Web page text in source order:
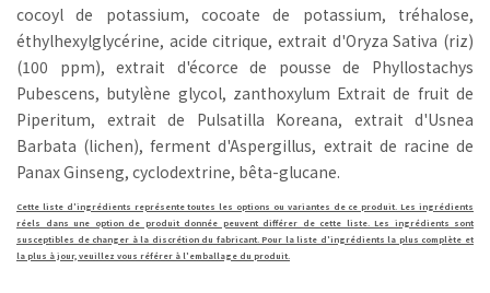
cocoyl de potassium, cocoate de potassium, tréhalose,
éthylhexylglycérine, acide citrique, extrait d'Oryza Sativa (riz)
(100 ppm), extrait d'écorce de pousse de Phyllostachys
Pubescens, butylène glycol, zanthoxylum Extrait de fruit de
Piperitum, extrait de Pulsatilla Koreana, extrait d'Usnea
Barbata (lichen), ferment d'Aspergillus, extrait de racine de
Panax Ginseng, cyclodextrine, bêta-glucane.
Cette liste d'ingrédients représente toutes les options ou variantes de ce produit. Les ingrédients
réels dans une option de produit donnée peuvent différer de cette liste. Les ingrédients sont
susceptibles de changer à la discrétion du fabricant. Pour la liste d'ingrédients la plus complète et
la plus à jour, veuillez vous référer à l'emballage du produit.